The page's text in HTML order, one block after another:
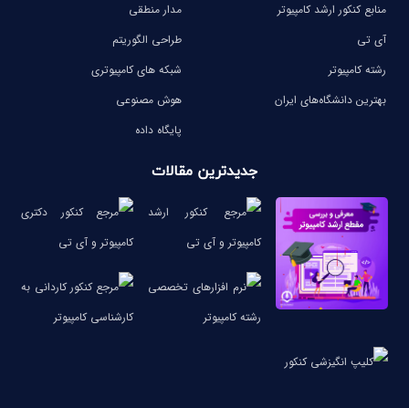
منابع کنکور ارشد کامپیوتر
آی تی
رشته کامپیوتر
بهترین دانشگاه‌های ایران
مدار منطقی
طراحی الگوریتم
شبکه های کامپیوتری
هوش مصنوعی
پایگاه داده
جدیدترین مقالات